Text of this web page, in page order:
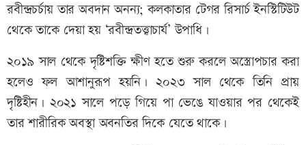
রবীন্দ্রচর্চায় তার অবদান অনন্য; কলকাতার টেগর রিসার্চ ইনস্টিটিউট
থেকে তাকে দেয়া হয় ‘রবীন্দ্রতত্ত্বাচার্য’ উপাধি।
২০১৯ সাল থেকে দৃষ্টিশক্তি ক্ষীণ হতে শুরু করলে অস্ত্রোপচার করা
হলেও ফল আশানুরূপ হয়নি। ২০২৩ সাল থেকে তিনি প্রায়
দৃষ্টিহীন। ২০২১ সালে পড়ে গিয়ে পা ভেঙে যাওয়ার পর থেকেই
তার শারীরিক অবস্থা অবনতির দিকে যেতে থাকে।